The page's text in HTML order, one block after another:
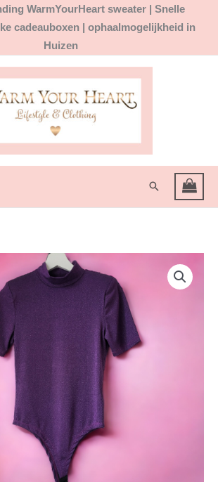
WarmYourHeart sweater | Snelle
cadeauboxen | ophaalmogelijkheid in
Huizen
Zoeken